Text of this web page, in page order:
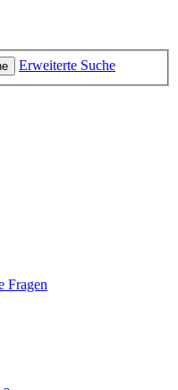
Erweiterte Suche
Fragen